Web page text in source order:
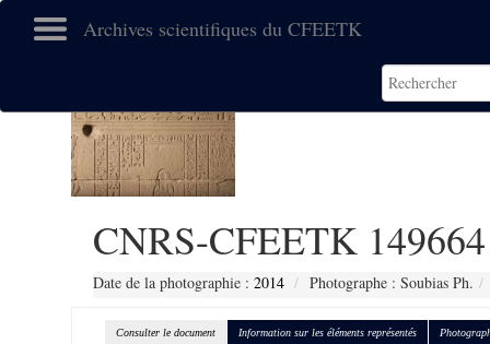
Archives scientifiques du CFEETK
CNRS-CFEETK 149664
Date de la photographie : 2014 Photographe : Soubias Ph.
Consulter le document Information sur les éléments représentés